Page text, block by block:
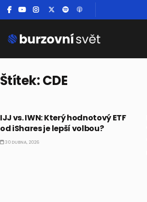
Štítek:CDE
IJJ vs. IWN: Který hodnotový ETF
od iShares je lepší volbou?
30 DUBNA, 2026